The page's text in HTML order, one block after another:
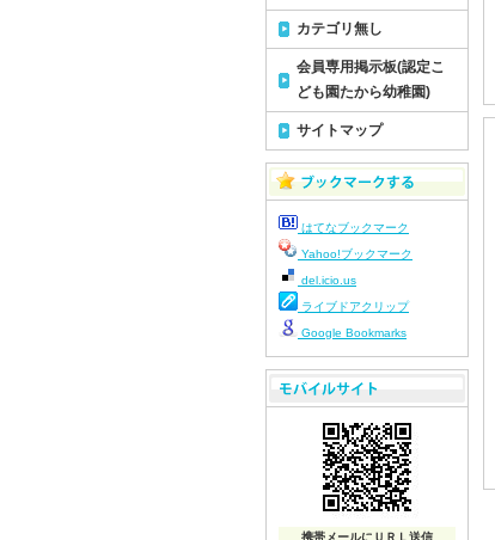
カテゴリ無し
会員専用掲示板(認定こ
ども園たから幼稚園)
サイトマップ
はてなブックマーク
Yahoo!ブックマーク
del.icio.us
ライブドアクリップ
Google Bookmarks
携帯メールにＵＲＬ送信